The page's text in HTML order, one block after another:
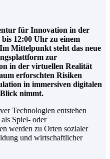
für Innovation in der
12:00 Uhr zu einem
Mittelpunkt steht das neue
zur
in der virtuellen Realität
erforschten Risiken
in immersiven digitalen
nimmt.
Technologien entstehen
Spiel- oder
werden zu Orten sozialer
und wirtschaftlicher